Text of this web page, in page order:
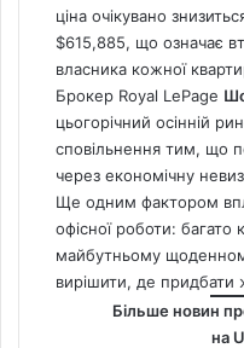
ціна очікувано
$615,885, що означає
власника кожної
Брокер Royal LePage
цьогорічний осінній
сповільнення тим, що
через економічну
Ще одним фактором
офісної роботи: багато
майбутньому
вирішити, де придбати
Більше новин
на